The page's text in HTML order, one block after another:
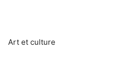
Art et culture